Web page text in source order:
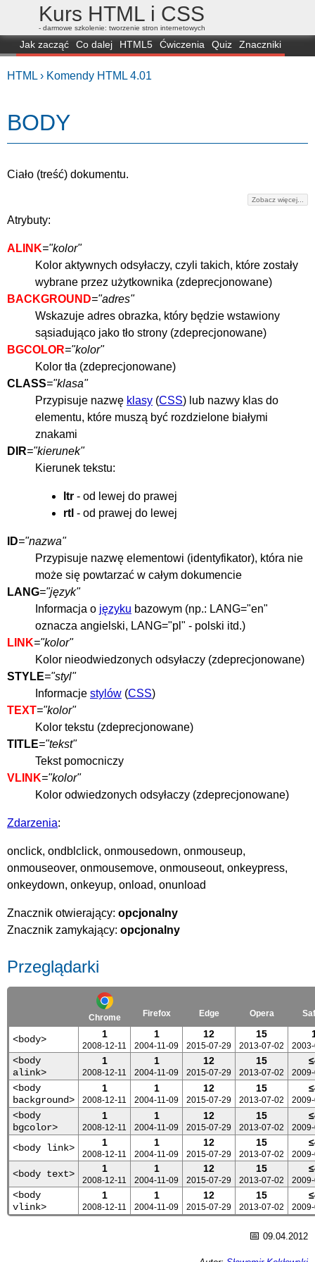
Kurs HTML i CSS
- darmowe szkolenie: tworzenie stron internetowych
Jak zacząć Co dalej HTML5 Ćwiczenia Quiz
Znaczniki
HTML › Komendy HTML 4.01
BODY
Ciało (treść) dokumentu.
Zobacz więcej...
Atrybuty:
ALINK="kolor"
Kolor aktywnych odsyłaczy, czyli takich, które zostały
wybrane przez użytkownika (zdeprecjonowane)
BACKGROUND="adres"
Wskazuje adres obrazka, który będzie wstawiony
sąsiadująco jako tło strony (zdeprecjonowane)
BGCOLOR="kolor"
Kolor tła (zdeprecjonowane)
CLASS="klasa"
Przypisuje nazwę klasy (CSS) lub nazwy klas do
elementu, które muszą być rozdzielone białymi
znakami
DIR="kierunek"
Kierunek tekstu:
ltr - od lewej do prawej
rtl - od prawej do lewej
ID="nazwa"
Przypisuje nazwę elementowi (identyfikator), która nie
może się powtarzać w całym dokumencie
LANG="język"
Informacja o języku bazowym (np.: LANG="en"
oznacza angielski, LANG="pl" - polski itd.)
LINK="kolor"
Kolor nieodwiedzonych odsyłaczy (zdeprecjonowane)
STYLE="styl"
Informacje stylów (CSS)
TEXT="kolor"
Kolor tekstu (zdeprecjonowane)
TITLE="tekst"
Tekst pomocniczy
VLINK="kolor"
Kolor odwiedzonych odsyłaczy (zdeprecjonowane)
Zdarzenia:
onclick, ondblclick, onmousedown, onmouseup,
onmouseover, onmousemove, onmouseout, onkeypress,
onkeydown, onkeyup, onload, onunload
Znacznik otwierający: opcjonalny
Znacznik zamykający: opcjonalny
Przeglądarki
Chrome Firefox Edge Opera
<body> 1
2008-12-11
1
2004-11-09
12
2015-07-29
15
2013-07-02
<body
alink>
1
2008-12-11
1
2004-11-09
12
2015-07-29
15
2013-07-02
<body
background>
1
2008-12-11
1
2004-11-09
12
2015-07-29
15
2013-07-02
<body
bgcolor>
1
2008-12-11
1
2004-11-09
12
2015-07-29
15
2013-07-02
<body link> 1
2008-12-11
1
2004-11-09
12
2015-07-29
15
2013-07-02
<body text> 1
2008-12-11
1
2004-11-09
12
2015-07-29
15
2013-07-02
<body
vlink>
1
2008-12-11
1
2004-11-09
12
2015-07-29
15
2013-07-02
📅 09.04.2012